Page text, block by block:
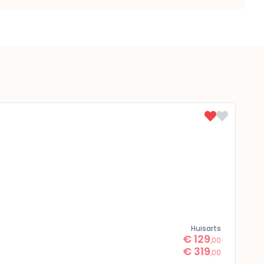
Huisarts
€ 129,00
€ 319,00